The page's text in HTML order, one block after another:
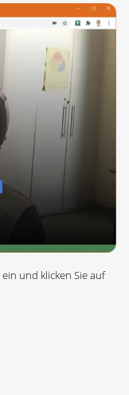
und klicken Sie auf